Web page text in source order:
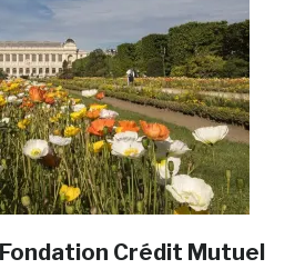
Crédit Mutuel